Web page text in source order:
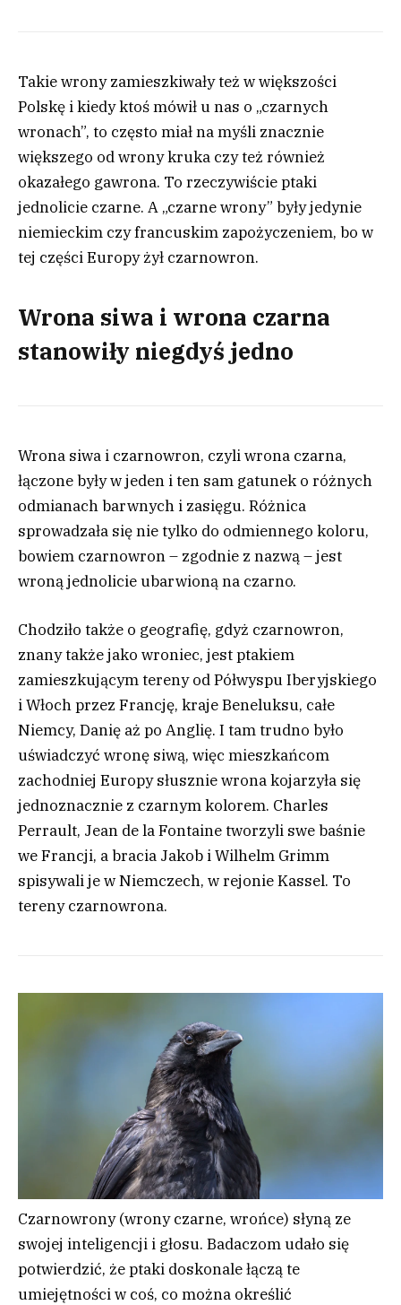
Takie wrony zamieszkiwały też w większości
Polskę i kiedy ktoś mówił u nas o „czarnych
wronach”, to często miał na myśli znacznie
większego od wrony kruka czy też również
okazałego gawrona. To rzeczywiście ptaki
jednolicie czarne. A „czarne wrony” były jedynie
niemieckim czy francuskim zapożyczeniem, bo w
tej części Europy żył czarnowron.
Wrona siwa i wrona czarna
stanowiły niegdyś jedno
Wrona siwa i czarnowron, czyli wrona czarna,
łączone były w jeden i ten sam gatunek o różnych
odmianach barwnych i zasięgu. Różnica
sprowadzała się nie tylko do odmiennego koloru,
bowiem czarnowron – zgodnie z nazwą – jest
wroną jednolicie ubarwioną na czarno.
Chodziło także o geografię, gdyż czarnowron,
znany także jako wroniec, jest ptakiem
zamieszkującym tereny od Półwyspu Iberyjskiego
i Włoch przez Francję, kraje Beneluksu, całe
Niemcy, Danię aż po Anglię. I tam trudno było
uświadczyć wronę siwą, więc mieszkańcom
zachodniej Europy słusznie wrona kojarzyła się
jednoznacznie z czarnym kolorem. Charles
Perrault, Jean de la Fontaine tworzyli swe baśnie
we Francji, a bracia Jakob i Wilhelm Grimm
spisywali je w Niemczech, w rejonie Kassel. To
tereny czarnowrona.
Czarnowrony (wrony czarne, wrońce) słyną ze
swojej inteligencji i głosu. Badaczom udało się
potwierdzić, że ptaki doskonale łączą te
umiejętności w coś, co można określić